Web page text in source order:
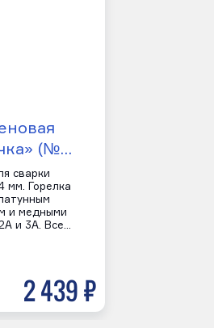
(№…
сварки
мм. Горелка
и медными
и 3А. Все…
2 439 р